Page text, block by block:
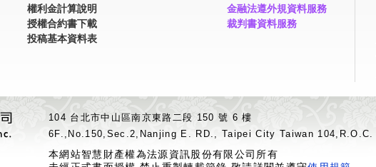
權利金計算說明
授權合約書下載
投稿基本資料表
金融法遵外規資料服務
裁判書資料服務
104 台北市中山區南京東路二段 150 號 6 樓
6F.,No.150,Sec.2,Nanjing E. RD., Taipei City Taiwan 104,R.O.C.
本網站智慧財產權為法源資訊股份有限公司所有